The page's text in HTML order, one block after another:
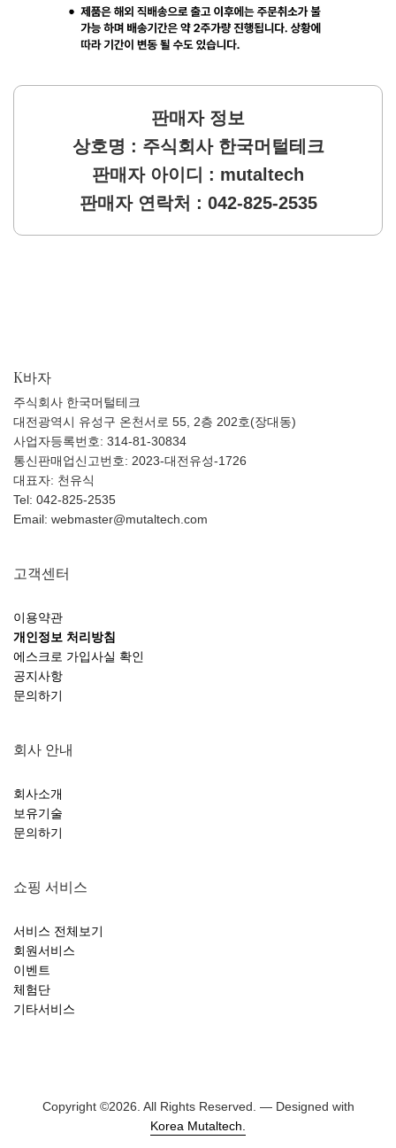
판매자 정보
상호명 : 주식회사 한국머털테크
판매자 아이디 : mutaltech
판매자 연락처 : 042-825-2535
K바자
주식회사 한국머털테크
대전광역시 유성구 온천서로 55, 2층 202호(장대동)
사업자등록번호: 314-81-30834
통신판매업신고번호: 2023-대전유성-1726
대표자: 천유식
Tel: 042-825-2535
Email: webmaster@mutaltech.com
고객센터
이용약관
개인정보 처리방침
에스크로 가입사실 확인
공지사항
문의하기
회사 안내
회사소개
보유기술
문의하기
쇼핑 서비스
서비스 전체보기
회원서비스
이벤트
체험단
기타서비스
Copyright ©2026. All Rights Reserved. — Designed with
Korea Mutaltech.